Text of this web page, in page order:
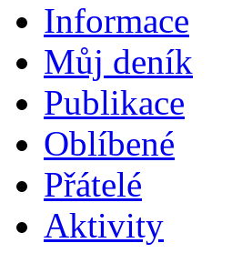
Informace
Můj deník
Publikace
Oblíbené
Přátelé
Aktivity